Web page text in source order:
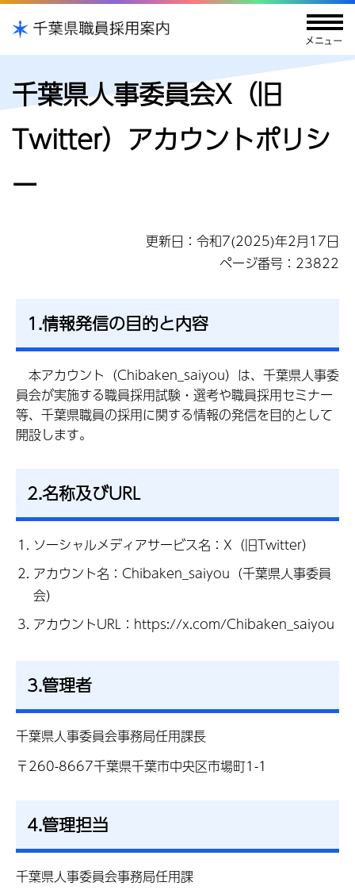
千葉県人事委員会X（旧
Twitter）アカウントポリシ
ー
更新日：令和7(2025)年2月17日
ページ番号：23822
1.情報発信の目的と内容
本アカウント（Chibaken_saiyou）は、千葉県人事委
員会が実施する職員採用試験・選考や職員採用セミナー
等、千葉県職員の採用に関する情報の発信を目的として
開設します。
2.名称及びURL
ソーシャルメディアサービス名：X（旧Twitter）
アカウント名：Chibaken_saiyou（千葉県人事委員
会）
アカウントURL：https://x.com/Chibaken_saiyou
3.管理者
千葉県人事委員会事務局任用課長
〒260-8667千葉県千葉市中央区市場町1-1
4.管理担当
千葉県人事委員会事務局任用課